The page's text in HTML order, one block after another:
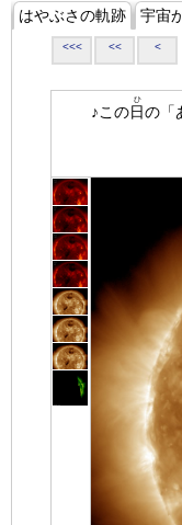
はやぶさの軌跡 宇宙
<<< << <
♪この日
ひ
の「